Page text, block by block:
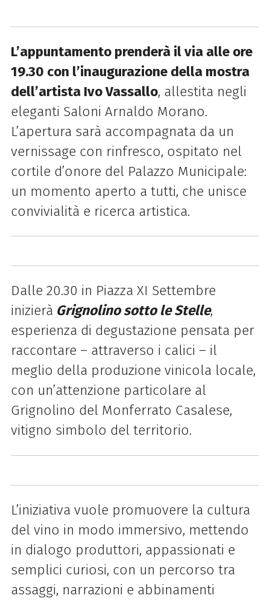
L’appuntamento prenderà il via alle ore
19.30 con l’inaugurazione della mostra
dell’artista Ivo Vassallo, allestita negli
eleganti Saloni Arnaldo Morano.
L’apertura sarà accompagnata da un
vernissage con rinfresco, ospitato nel
cortile d’onore del Palazzo Municipale:
un momento aperto a tutti, che unisce
convivialità e ricerca artistica.
Dalle 20.30 in Piazza XI Settembre
inizierà Grignolino sotto le Stelle,
esperienza di degustazione pensata per
raccontare – attraverso i calici – il
meglio della produzione vinicola locale,
con un’attenzione particolare al
Grignolino del Monferrato Casalese,
vitigno simbolo del territorio.
L’iniziativa vuole promuovere la cultura
del vino in modo immersivo, mettendo
in dialogo produttori, appassionati e
semplici curiosi, con un percorso tra
assaggi, narrazioni e abbinamenti